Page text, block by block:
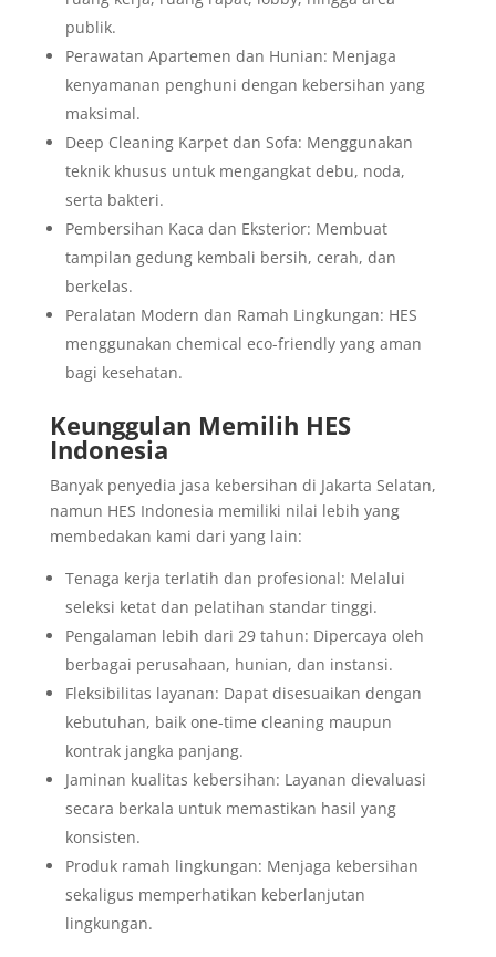
publik.
Perawatan Apartemen dan Hunian: Menjaga
kenyamanan penghuni dengan kebersihan yang
maksimal.
Deep Cleaning Karpet dan Sofa: Menggunakan
teknik khusus untuk mengangkat debu, noda,
serta bakteri.
Pembersihan Kaca dan Eksterior: Membuat
tampilan gedung kembali bersih, cerah, dan
berkelas.
Peralatan Modern dan Ramah Lingkungan: HES
menggunakan chemical eco-friendly yang aman
bagi kesehatan.
Keunggulan Memilih HES
Indonesia
Banyak penyedia jasa kebersihan di Jakarta Selatan,
namun HES Indonesia memiliki nilai lebih yang
membedakan kami dari yang lain:
Tenaga kerja terlatih dan profesional: Melalui
seleksi ketat dan pelatihan standar tinggi.
Pengalaman lebih dari 29 tahun: Dipercaya oleh
berbagai perusahaan, hunian, dan instansi.
Fleksibilitas layanan: Dapat disesuaikan dengan
kebutuhan, baik one-time cleaning maupun
kontrak jangka panjang.
Jaminan kualitas kebersihan: Layanan dievaluasi
secara berkala untuk memastikan hasil yang
konsisten.
Produk ramah lingkungan: Menjaga kebersihan
sekaligus memperhatikan keberlanjutan
lingkungan.